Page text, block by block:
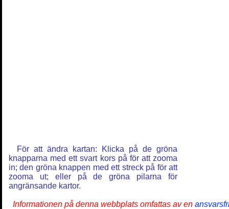
För att ändra kartan: Klicka på de gröna
knapparna med ett svart kors på för att zooma
in; den gröna knappen med ett streck på för att
zooma ut; eller på de gröna pilarna för
angränsande kartor.
Informationen på denna webbplats omfattas av en